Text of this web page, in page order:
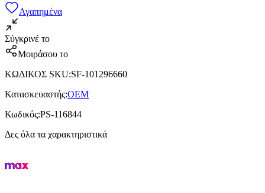
Αγαπημένα
Σύγκρινέ το
Μοιράσου το
ΚΩΔΙΚΟΣ SKU:SF-101296660
Κατασκευαστής:OEM
Κωδικός:PS-116844
Δες όλα τα χαρακτηριστικά